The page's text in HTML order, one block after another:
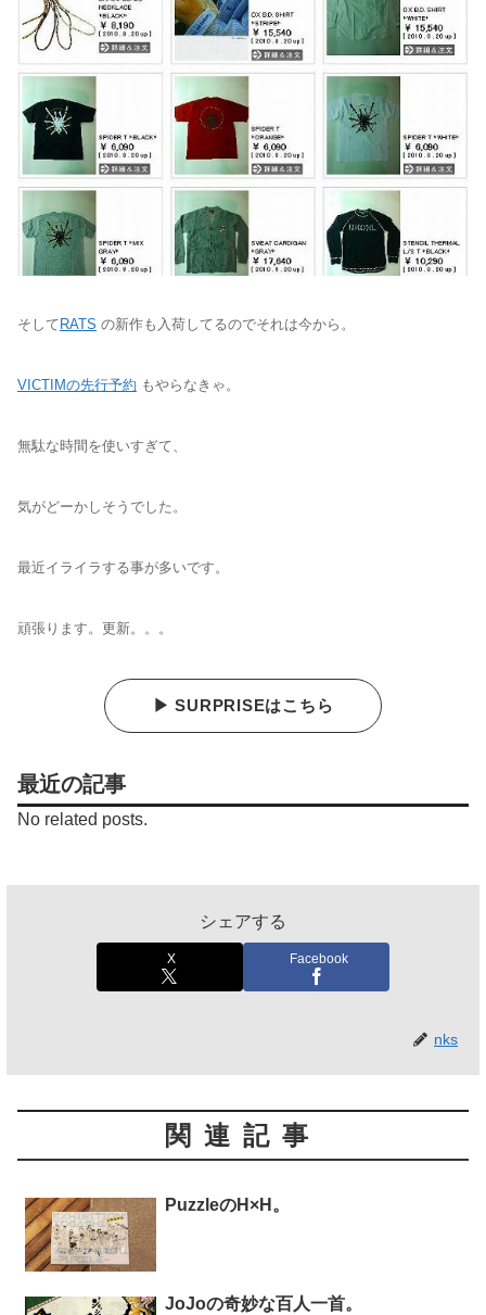
そして RATS の新作も入荷してるのでそれは今から。
VICTIMの先行予約 もやらなきゃ。
無駄な時間を使いすぎて、
気がどーかしそうでした。
最近イライラする事が多いです。
頑張ります。更新。。。
▶ SURPRISEはこちら
最近の記事
No related posts.
シェアする
X Facebook
nks
関連記事
PuzzleのH×H。
JoJoの奇妙な百人一首。